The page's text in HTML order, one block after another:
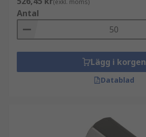
(exkl. moms)
Antal
Lägg i korgen
Datablad